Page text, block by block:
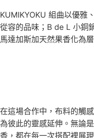
KUMIKYOKU 組曲以優雅
從容的品味；B de L 小銅
馬達加斯加天然果香化為
在這場合作中，布料的觸
為彼此的靈感延伸。無論
香，都在每一次搭配裡展